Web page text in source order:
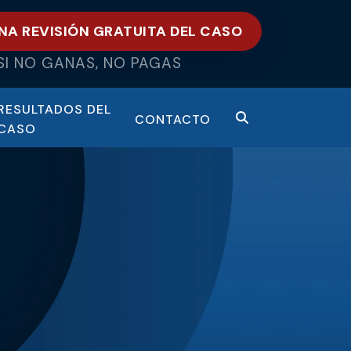
REVISIÓN GRATUITA DEL CASO
NO GANAS, NO PAGAS
DEL
CONTACTO